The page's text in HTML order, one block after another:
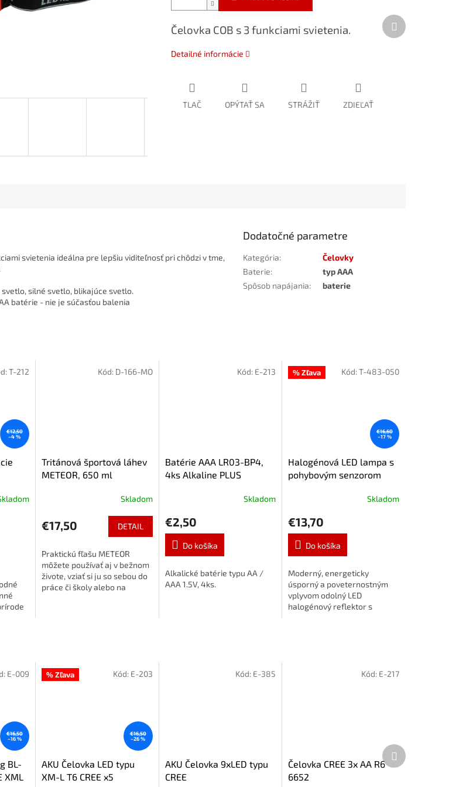
Čelovka COB s 3 funkciami svietenia.
Detailné informácie
TLAČ OPÝTAŤ SA STRÁŽIŤ ZDIEĽAŤ
Ďalší
produkt
svietenia ideálna pre lepšiu viditeľnosť pri chôdzi v tme,
svetlo, silné svetlo, blikajúce svetlo.
batérie - nie je súčasťou balenia
Dodatočné parametre
Kategória:
Čelovky
Baterie:
typ AAA
Spôsob napájania: baterie
€12,50
–4 %
T-212
Tritánová športová láhev
METEOR, 650 ml
Skladom
€17,50 DETAIL
Praktickú fľašu METEOR
môžete používať aj v bežnom
živote, vziať si ju so sebou do
práce či školy alebo na
Kód: D-166-MO
Batérie AAA LR03-BP4,
4ks Alkaline PLUS
Skladom
€2,50
Do košíka
Alkalické batérie typu AA /
AAA 1.5V, 4ks.
Kód: E-213 % Zľava
€16,60
–17 %
Halogénová LED lampa s
pohybovým senzorom
Skladom
€13,70
Do košíka
Moderný, energeticky
úsporný a poveternostným
vplyvom odolný LED
halogénový reflektor s
Kód:T-483-050
€16,50
–16 %
BL-
XML
E-009 % Zľava
€16,50
–26 %
AKU Čelovka LED typu
XM-L T6 CREE x5
Kód: E-203
AKU Čelovka 9xLED typu
CREE
Kód: E-385
Čelovka CREE 3x AA R6
6652
Kód: E-217
Ďalší
produkt